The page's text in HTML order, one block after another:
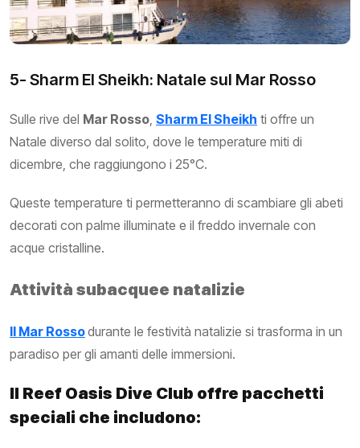
5- Sharm El Sheikh: Natale sul Mar Rosso
Sulle rive del Mar Rosso, Sharm El Sheikh ti offre un
Natale diverso dal solito, dove le temperature miti di
dicembre, che raggiungono i 25°C.
Queste temperature ti permetteranno di scambiare gli abeti
decorati con palme illuminate e il freddo invernale con
acque cristalline.
Attività subacquee natalizie
Il Mar Rossodurante le festività natalizie si trasforma in un
paradiso per gli amanti delle immersioni.
Il Reef Oasis Dive Club offre pacchetti
speciali che includono: